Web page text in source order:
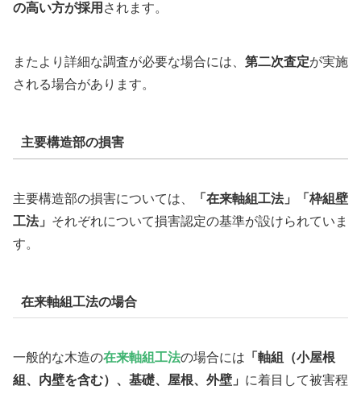
の高い方が採用 されます。
またより詳細な調査が必要な場合には、 第二次査定が実施
される場合があります。
主要構造部の損害
主要構造部の損害については、
「在来軸組工法」「枠組壁
工法」 それぞれについて損害認定の基準が設けられていま
す。
在来軸組工法の場合
一般的な木造の在来軸組工法の場合には 「軸組（小屋根
組、内壁を含む）、基礎、屋根、外壁」 に着目して被害程